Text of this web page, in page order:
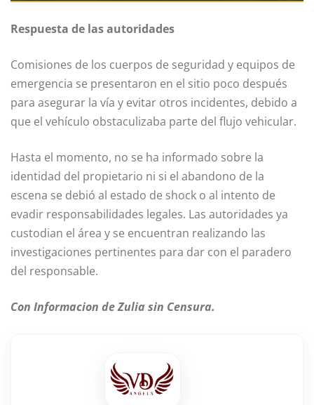
Respuesta de las autoridades
Comisiones de los cuerpos de seguridad y equipos de
emergencia se presentaron en el sitio poco después
para asegurar la vía y evitar otros incidentes, debido a
que el vehículo obstaculizaba parte del flujo vehicular.
Hasta el momento, no se ha informado sobre la
identidad del propietario ni si el abandono de la
escena se debió al estado de shock o al intento de
evadir responsabilidades legales. Las autoridades ya
custodian el área y se encuentran realizando las
investigaciones pertinentes para dar con el paradero
del responsable.
Con Informacion de Zulia sin Censura.